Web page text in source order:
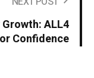
ALL4
Confidence